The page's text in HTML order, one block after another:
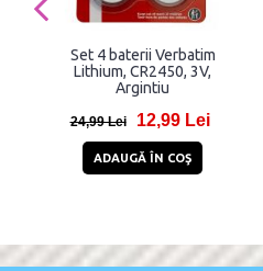
Set 4 baterii Verbatim
Lithium, CR2450, 3V,
Argintiu
24,99 Lei 12,99 Lei
ADAUGĂ ÎN COŞ